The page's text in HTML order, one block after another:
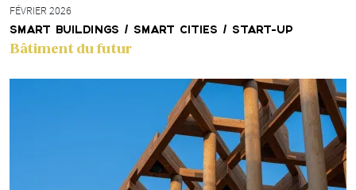
FÉVRIER 2026
SMART BUILDINGS / SMART CITIES / START-UP
Bâtiment du futur